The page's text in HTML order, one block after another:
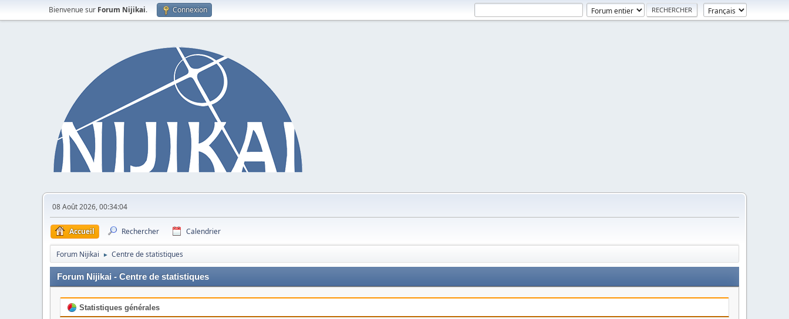
Bienvenue sur Forum Nijikai. Connexion
08 Août 2026, 00:34:04
Accueil Rechercher Calendrier
Forum Nijikai ► Centre de statistiques
Forum Nijikai - Centre de statistiques
Statistiques générales